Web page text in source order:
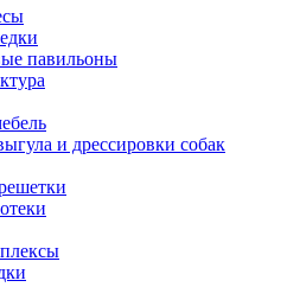
павильоны
и дрессировки собак